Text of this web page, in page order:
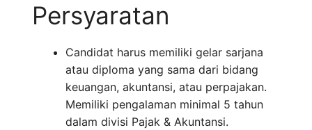
Persyaratan
Candidat harus memiliki gelar sarjana
atau diploma yang sama dari bidang
keuangan, akuntansi, atau perpajakan.
Memiliki pengalaman minimal 5 tahun
dalam divisi Pajak & Akuntansi.